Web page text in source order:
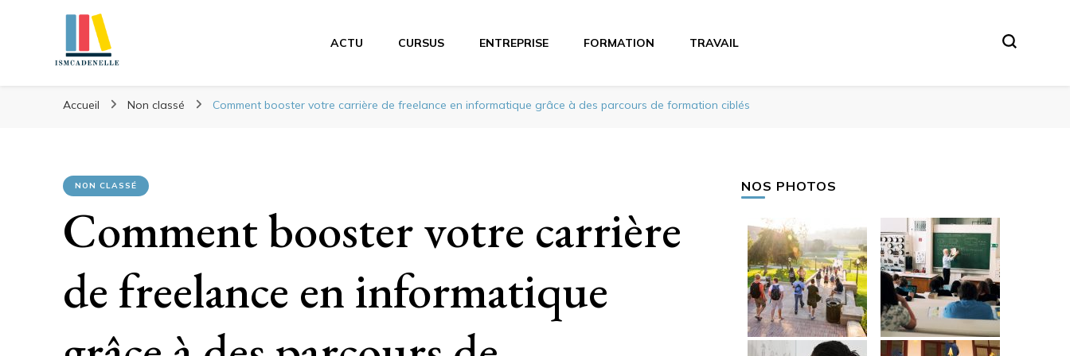
Ismcadenelle
ACTU CURSUS ENTREPRISE FORMATION TRAVAIL
Accueil Non classé Comment booster votre carrière de freelance en informatique grâce à des parcours de formation ciblés
NON CLASSÉ
Comment booster votre carrière
de freelance en informatique
NOS PHOTOS